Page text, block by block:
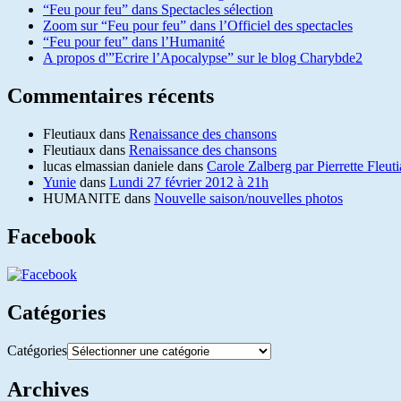
“Feu pour feu” dans Spectacles sélection
Zoom sur “Feu pour feu” dans l’Officiel des spectacles
“Feu pour feu” dans l’Humanité
A propos d'”Ecrire l’Apocalypse” sur le blog Charybde2
Commentaires récents
Fleutiaux dans Renaissance des chansons
Fleutiaux dans Renaissance des chansons
lucas elmassian daniele dans Carole Zalberg par Pierrette
Yunie dans Lundi 27 février 2012 à 21h
HUMANITE dans Nouvelle saison/nouvelles photos
Facebook
Catégories
Catégories
Archives